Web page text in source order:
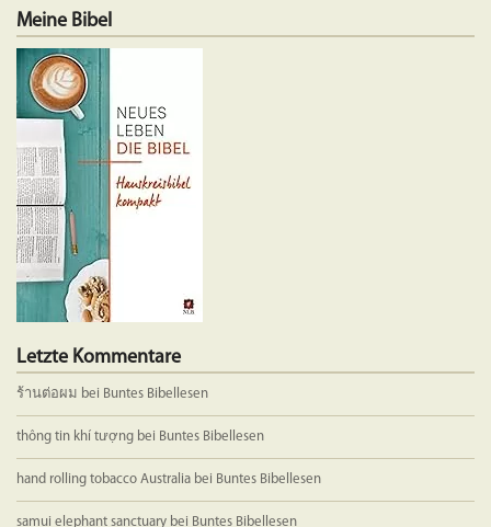
Meine Bibel
Letzte Kommentare
ร้านต่อผม bei Buntes Bibellesen
thông tin khí tượng bei Buntes Bibellesen
hand rolling tobacco Australia bei Buntes Bibellesen
samui elephant sanctuary bei Buntes Bibellesen